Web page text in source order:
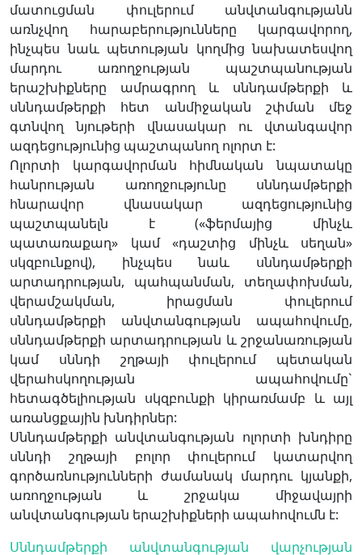
մատուցման փուլերում անվտանգությանն
առնչվող հարաբերությունները կարգավորող,
ինչպես նաև պետության կողմից նախատեսվող
մարդու առողջության պաշտպանության
երաշխիքները ամրագրող և սննդամթերքի և
սննդամթերքի հետ անմիջական շփման մեջ
գտնվող նյութերի վնասակար ու վտանգավոր
ազդեցությունից պաշտպանող ոլորտ է:
Ոլորտի կարգավորման հիմնական նպատակը
հանրության առողջությունը սննդամթերքի
հնարավոր վնասակար ազդեցությունից
պաշտպանելն է («ֆերմայից մինչև
պատառաքաղ» կամ «դաշտից մինչև սեղան»
սկզբունքով), ինչպես նաև սննդամթերքի
արտադրության, պահպանման, տեղափոխման,
վերամշակման, իրացման փուլերում
սննդամթերքի անվտանգության ապահովումը,
սննդամթերքի արտադրության և շրջանառության
կամ սննդի շղթայի փուլերում պետական
վերահսկողության ապահովումը`
հետագծելիության սկզբունքի կիրառմամբ և այլ
առանցքային խնդիրներ:
Սննդամթերքի անվտանգության ոլորտի խնդիրը
սննդի շղթայի բոլոր փուլերում կատարվող
գործառնությունների ժամանակ մարդու կյանքի,
առողջության և շրջակա միջավայրի
անվտանգության երաշխիքների ապահովումն է:
Սննդամթերքի անվտանգության վարչության